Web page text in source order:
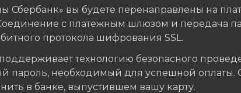
Сбербанк» вы будете перенаправлены на
с платежным шлюзом и передача
протокола шифрования SSL.
технологию безопасного
пароль, необходимый для успешной
в банке, выпустившем вашу карту.